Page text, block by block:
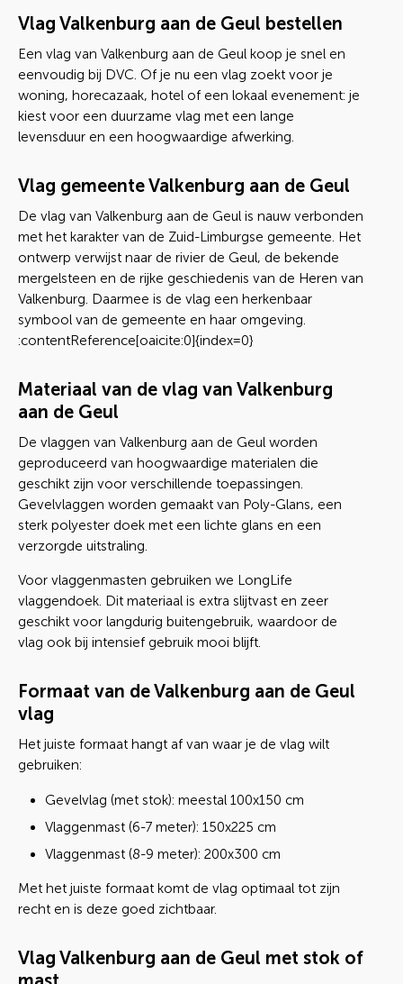
Vlag Valkenburg aan de Geul bestellen
Een vlag van Valkenburg aan de Geul koop je snel en
eenvoudig bij DVC. Of je nu een vlag zoekt voor je
woning, horecazaak, hotel of een lokaal evenement: je
kiest voor een duurzame vlag met een lange
levensduur en een hoogwaardige afwerking.
Vlag gemeente Valkenburg aan de Geul
De vlag van Valkenburg aan de Geul is nauw verbonden
met het karakter van de Zuid-Limburgse gemeente. Het
ontwerp verwijst naar de rivier de Geul, de bekende
mergelsteen en de rijke geschiedenis van de Heren van
Valkenburg. Daarmee is de vlag een herkenbaar
symbool van de gemeente en haar omgeving.
:contentReference[oaicite:0]{index=0}
Materiaal van de vlag van Valkenburg
aan de Geul
De vlaggen van Valkenburg aan de Geul worden
geproduceerd van hoogwaardige materialen die
geschikt zijn voor verschillende toepassingen.
Gevelvlaggen worden gemaakt van Poly-Glans, een
sterk polyester doek met een lichte glans en een
verzorgde uitstraling.
Voor vlaggenmasten gebruiken we LongLife
vlaggendoek. Dit materiaal is extra slijtvast en zeer
geschikt voor langdurig buitengebruik, waardoor de
vlag ook bij intensief gebruik mooi blijft.
Formaat van de Valkenburg aan de Geul
vlag
Het juiste formaat hangt af van waar je de vlag wilt
gebruiken:
Gevelvlag (met stok): meestal 100x150 cm
Vlaggenmast (6-7 meter): 150x225 cm
Vlaggenmast (8-9 meter): 200x300 cm
Met het juiste formaat komt de vlag optimaal tot zijn
recht en is deze goed zichtbaar.
Vlag Valkenburg aan de Geul met stok of